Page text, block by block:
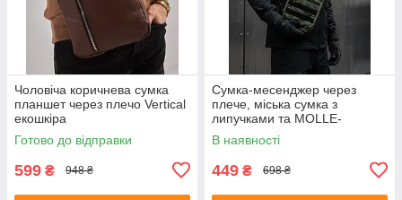
Чоловіча коричнева сумка
планшет через плечо Vertical
екошкіра
Готово до відправки
599 ₴ 948 ₴
Сумка-месенджер через
плече, міська сумка з
липучками та MOLLE-
системою (25*18*5 см),
Оксфорд, Хакі
В наявності
449 ₴ 698 ₴